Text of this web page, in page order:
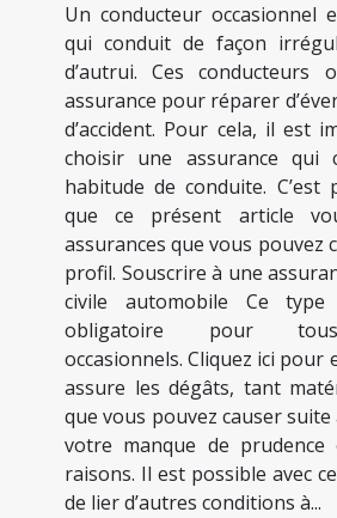
Un conducteur occasionnel
qui conduit de façon
d’autrui. Ces conducteurs
assurance pour réparer
d’accident. Pour cela, il est
choisir une assurance qui
habitude de conduite.
que ce présent article
assurances que vous pouvez
profil. Souscrire à une
civile automobile Ce type
obligatoire pour tous
occasionnels. Cliquez ici pour
assure les dégâts, tant
que vous pouvez causer
votre manque de prudence
raisons. Il est possible avec
de lier d’autres conditions à...